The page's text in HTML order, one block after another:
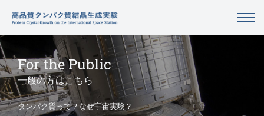
For the Public
一般の方はこちら
タンパク質って？なぜ宇宙実験？